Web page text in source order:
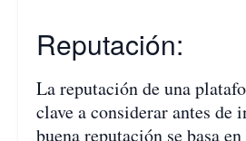
Reputación:
La reputación de una
clave a considerar antes de
buena reputación se basa